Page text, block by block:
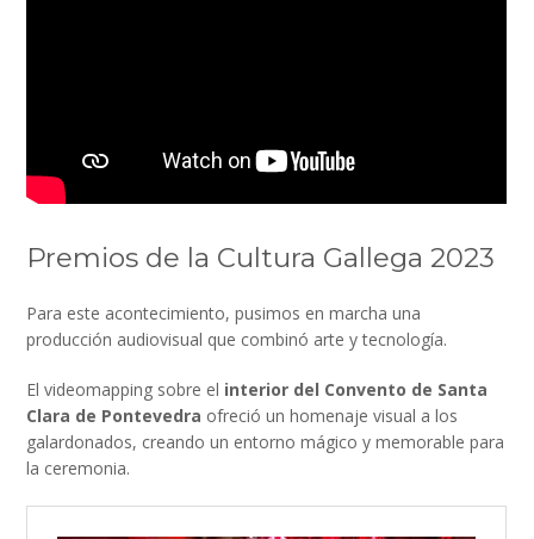
Premios de la Cultura Gallega 2023
Para este acontecimiento, pusimos en marcha una
producción audiovisual que combinó arte y tecnología.
El videomapping sobre el interior del Convento de Santa
Clara de Pontevedra ofreció un homenaje visual a los
galardonados, creando un entorno mágico y memorable para
la ceremonia.